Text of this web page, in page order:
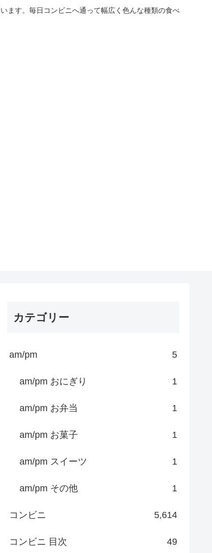
ます。毎日コンビニへ通って幅広く色んな種類の食べ
カテゴリー
am/pm 5
am/pm おにぎり 1
am/pm お弁当 1
am/pm お菓子 1
am/pm スイーツ 1
am/pm その他 1
コンビニ 5,614
コンビニ 目次 49